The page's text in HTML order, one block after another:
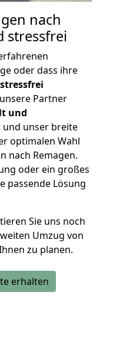
nach
stressfrei
oder dass ihre
Partner
und
und unser breite
optimalen Wahl
nach Remagen.
oder ein großes
passende Lösung
Sie uns noch
Umzug von
zu planen.
erhalten